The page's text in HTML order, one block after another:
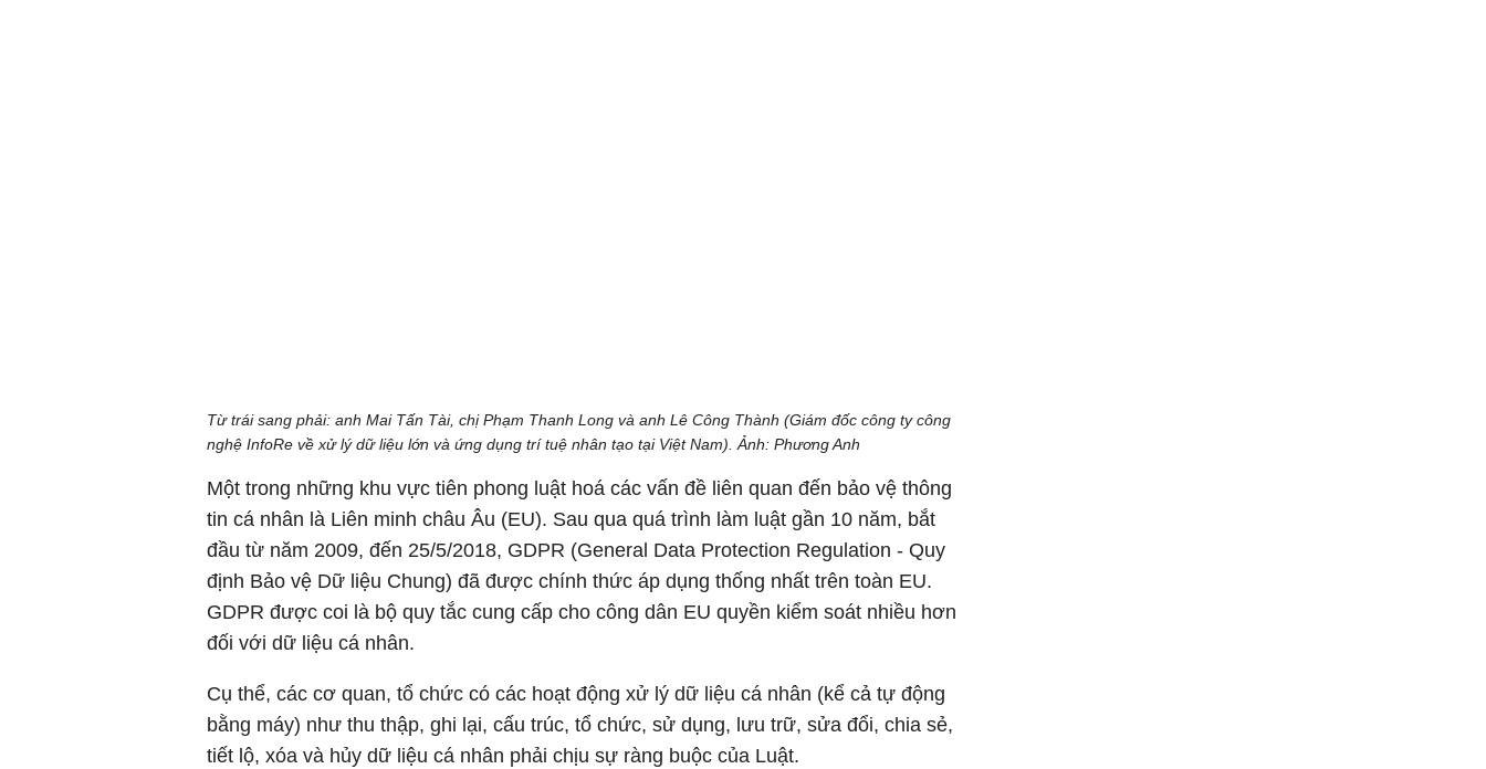
Từ trái sang phải: anh Mai Tấn Tài, chị Phạm Thanh Long và anh Lê Công Thành (Giám đốc công ty công
nghệ InfoRe về xử lý dữ liệu lớn và ứng dụng trí tuệ nhân tạo tại Việt Nam). Ảnh: Phương Anh
Một trong những khu vực tiên phong luật hoá các vấn đề liên quan đến bảo vệ thông
tin cá nhân là Liên minh châu Âu (EU). Sau qua quá trình làm luật gần 10 năm, bắt
đầu từ năm 2009, đến 25/5/2018, GDPR (General Data Protection Regulation - Quy
định Bảo vệ Dữ liệu Chung) đã được chính thức áp dụng thống nhất trên toàn EU.
GDPR được coi là bộ quy tắc cung cấp cho công dân EU quyền kiểm soát nhiều hơn
đối với dữ liệu cá nhân.
Cụ thể, các cơ quan, tổ chức có các hoạt động xử lý dữ liệu cá nhân (kể cả tự động
bằng máy) như thu thập, ghi lại, cấu trúc, tổ chức, sử dụng, lưu trữ, sửa đổi, chia sẻ,
tiết lộ, xóa và hủy dữ liệu cá nhân phải chịu sự ràng buộc của Luật.